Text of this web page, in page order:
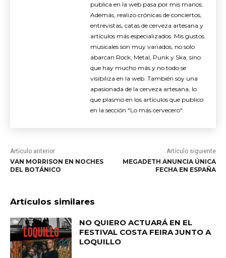
publica en la web pasa por mis manos.
Además, realizo crónicas de conciertos,
entrevistas, catas de cerveza artesana y
artículos más especializados. Mis gustos
musicales son muy variados, no solo
abarcan Rock, Metal, Punk y Ska, sino
que hay mucho más y no todo se
visibiliza en la web. También soy una
apasionada de la cerveza artesana, lo
que plasmo en los artículos que publico
en la sección "Lo más cervecero".
Artículo anterior
VAN MORRISON EN NOCHES
DEL BOTÁNICO
Artículo siguiente
MEGADETH ANUNCIA ÚNICA
FECHA EN ESPAÑA
Artículos similares
NO QUIERO ACTUARÁ EN EL
FESTIVAL COSTA FEIRA JUNTO A
LOQUILLO